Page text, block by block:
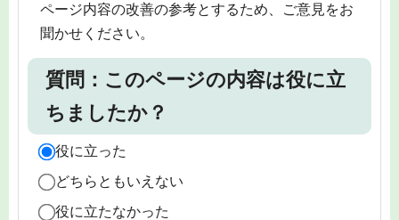
ページ内容の改善の参考とするため、ご意見をお
聞かせください。
質問：このページの内容は役に立
ちましたか？
役に立った
どちらともいえない
役に立たなかった